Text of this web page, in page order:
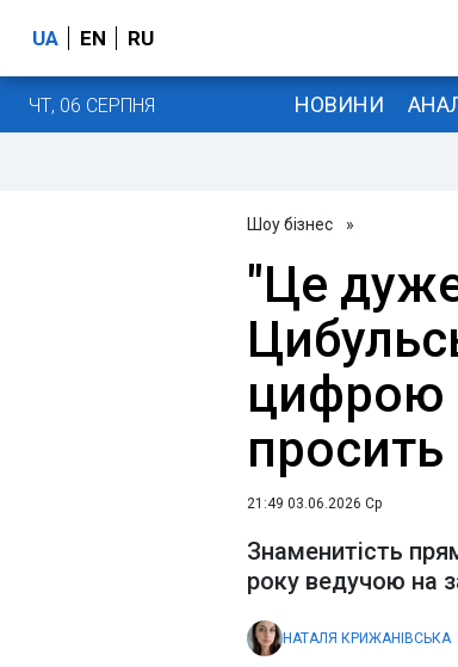
UA EN RU
ЧТ, 06 СЕРПНЯ НОВИНИ
Шоу бізнес »
"Це
цифрою
21:49 03.06.2026 Ср
Знаменитість
року ведучою на
НАТАЛЯ КРИЖАНІВСЬКА